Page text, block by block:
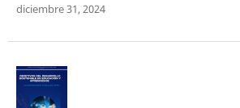
diciembre 31, 2024